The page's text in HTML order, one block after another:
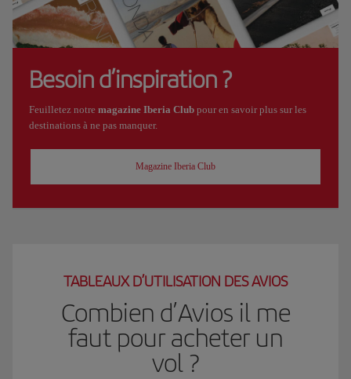
Besoin d’inspiration ?
Feuilletez notre magazine Iberia Club pour en savoir plus sur les
destinations à ne pas manquer.
Magazine Iberia Club
TABLEAUX D’UTILISATION DES AVIOS
Combien d’Avios il me
faut pour acheter un
vol ?